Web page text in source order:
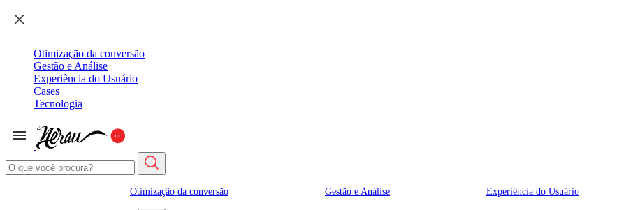
Otimização da conversão
Gestão e Análise
Experiência do Usuário
Cases
Tecnologia
Otimização da conversão Gestão e Análise Experiência do Usuário